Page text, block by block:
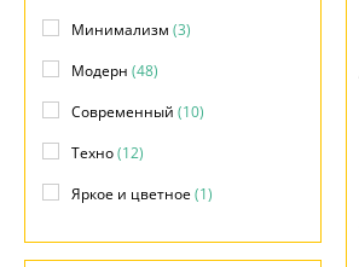
Минимализм (3)
Модерн (48)
Современный (10)
Техно(12)
Яркое и цветное(1)